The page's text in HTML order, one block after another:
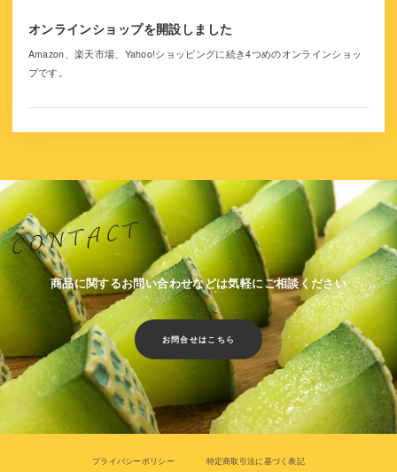
オンラインショップを開設しました
Amazon、楽天市場、Yahoo!ショッピングに続き4つめのオンラインショッ
プです。
商品に関するお問い合わせなどは気軽にご相談ください
お問合せはこちら
プライバシーポリシー 特定商取引法に基づく表記